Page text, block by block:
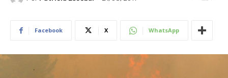
Facebook X WhatsApp